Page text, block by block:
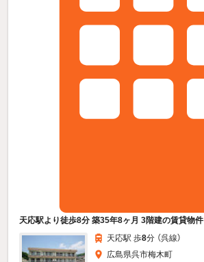
天応駅より徒歩8分 築35年8ヶ月 3階建の賃貸物件
天応駅 歩8分 （呉線）
広島県呉市梅木町